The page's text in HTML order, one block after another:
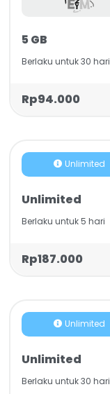
5 GB
Berlaku untuk 30 hari
Rp94.000
Unlimited
Unlimited
Berlaku untuk 5 hari
Rp187.000
Unlimited
Unlimited
Berlaku untuk 30 hari